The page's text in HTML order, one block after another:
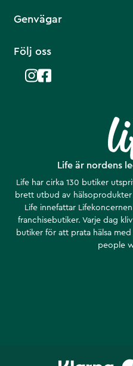
Life är nordens
Life har cirka 130 butiker
brett utbud av
Life innefattar
franchisebutiker. Varje dag
butiker för att prata hälsa
people
Genvägar
Följ oss